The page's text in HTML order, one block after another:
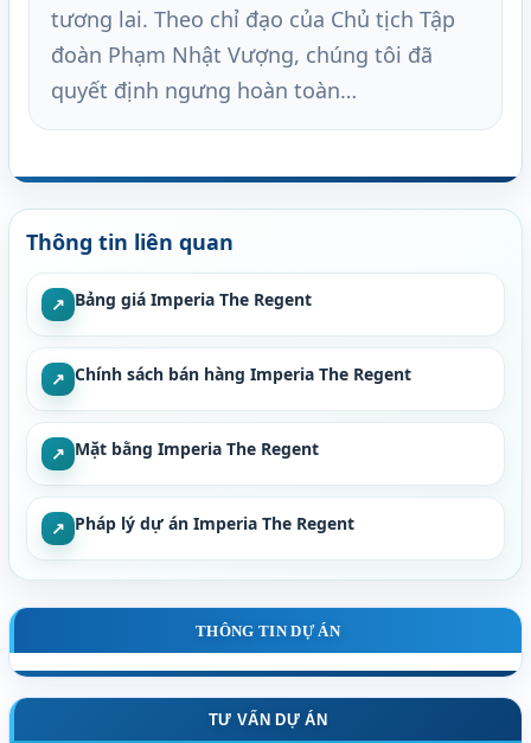
tương lai. Theo chỉ đạo của Chủ tịch Tập
đoàn Phạm Nhật Vượng, chúng tôi đã
quyết định ngưng hoàn toàn…
Thông tin liên quan
↗ Bảng giá Imperia The Regent
↗ Chính sách bán hàng Imperia The Regent
↗ Mặt bằng Imperia The Regent
↗ Pháp lý dự án Imperia The Regent
THÔNG TIN DỰ ÁN
TƯ VẤN DỰ ÁN